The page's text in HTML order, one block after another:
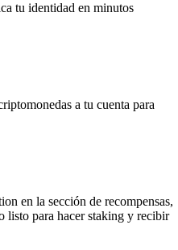
tu identidad en minutos
a tu cuenta para
en la sección de recompensas,
listo para hacer staking y recibir